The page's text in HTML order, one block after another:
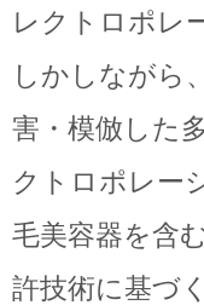
レクトロポレ
しかしながら
害・模倣した
クトロポレー
毛美容器を含
許技術に基づ